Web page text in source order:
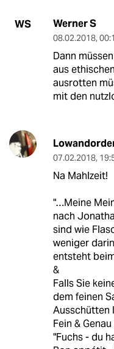
WS Werner S
08.02.2018,
Dann
aus
ausrotten
mit den
07.02.2018,
Na Mahlzeit!
"…Meine
nach
sind wie
weniger
entsteht
&
Falls Sie
dem feinen
Ausschütten
Fein &
"Fuchs - du